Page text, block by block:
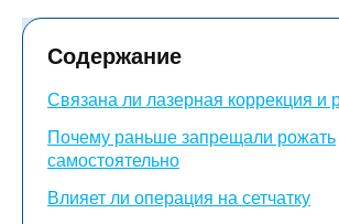
Содержание
Связана ли лазерная коррекция и
Почему раньше запрещали рожать
самостоятельно
Влияет ли операция на сетчатку